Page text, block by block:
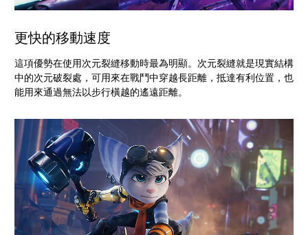
更快的移動速度
這項優勢在使用次元裂縫移動時最為明顯。次元裂縫就是現實結構
中的次元破裂處，可用來在戰鬥中穿越長距離，抵達有利位置，也
能用來通過無法以步行橫越的遙遠距離。